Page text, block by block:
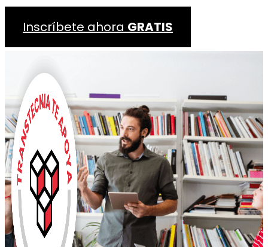
Inscríbete ahora GRATIS